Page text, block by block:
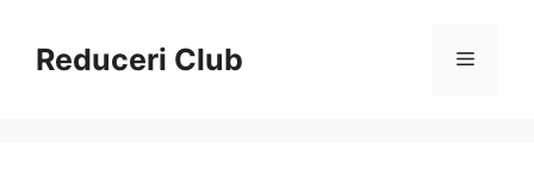
conținutReduceri Club Meniu